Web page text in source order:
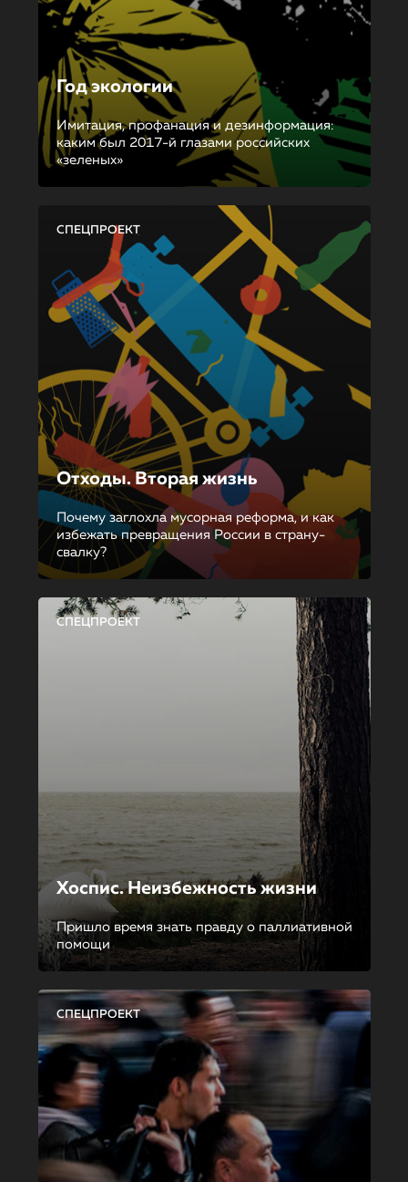
Год экологии
Имитация, профанация и дезинформация:
каким был 2017-й глазами российских
«зеленых»
СПЕЦПРОЕКТ
Отходы. Вторая жизнь
Почему заглохла мусорная реформа, и как
избежать превращения России в страну-
свалку?
СПЕЦПРОЕКТ
Хоспис. Неизбежность жизни
Пришло время знать правду о паллиативной
помощи
СПЕЦПРОЕКТ